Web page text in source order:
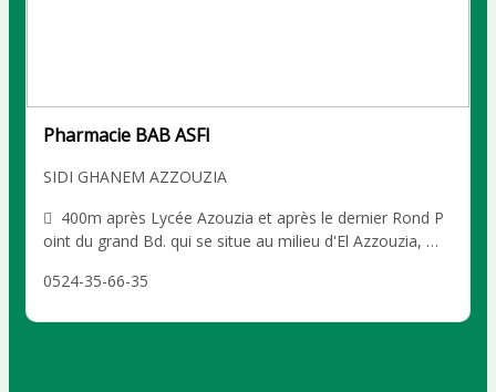
Pharmacie BAB ASFI
SIDI GHANEM AZZOUZIA
400m après Lycée Azouzia et après le dernier Rond P
oint du grand Bd. qui se situe au milieu d'El Azzouzia, Ma
0524-35-66-35